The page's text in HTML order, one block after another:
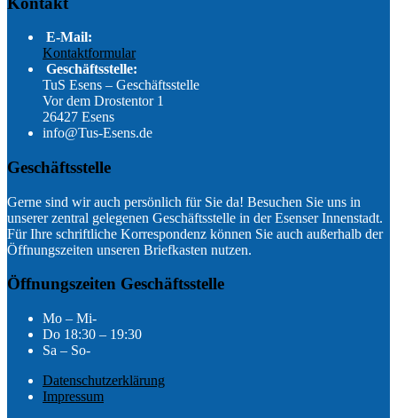
E-Mail:
Kontaktformular
Geschäftsstelle:
TuS Esens – Geschäftsstelle
Vor dem Drostentor 1
26427 Esens
info@Tus-Esens.de
Geschäftsstelle
Gerne sind wir auch persönlich für Sie da! Besuchen Sie uns in
unserer zentral gelegenen Geschäftsstelle in der Esenser Innenstadt.
Für Ihre schriftliche Korrespondenz können Sie auch außerhalb der
Öffnungszeiten unseren Briefkasten nutzen.
Öffnungszeiten Geschäftsstelle
Mo – Mi-
Do 18:30 – 19:30
Sa – So-
Datenschutzerklärung
Impressum